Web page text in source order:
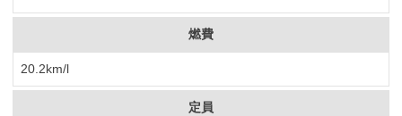
燃費
20.2km/l
定員